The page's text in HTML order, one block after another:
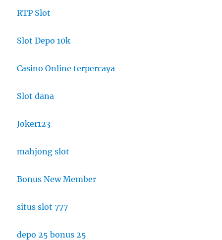
RTP Slot
Slot Depo 10k
Casino Online terpercaya
Slot dana
Joker123
mahjong slot
Bonus New Member
situs slot 777
depo 25 bonus 25